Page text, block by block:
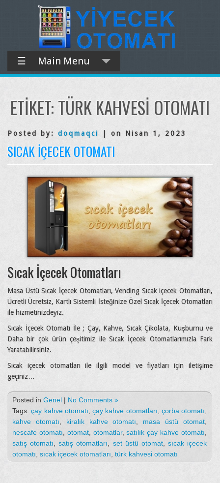
☰ Main Menu
ETIKET:TÜRK KAHVESI OTOMATI
Posted by: doqmaqci | on Nisan 1, 2023
SICAK İÇECEK OTOMATI
Sıcak İçecek Otomatları
Masa Üstü Sıcak İçecek Otomatları, Vending Sıcak içecek Otomatları,
Ücretli Ücretsiz, Kartlı Sistemli İsteğinize Özel Sıcak İçecek Otomatları
ile hizmetinizdeyiz.
Sıcak İçecek Otomatı İle ; Çay, Kahve, Sıcak Çikolata, Kuşburnu ve
Daha bir çok ürün çeşitimiz ile Sıcak İçecek Otomatlarımızla Fark
Yaratabilirsiniz.
Sıcak içecek otomatları ile ilgili model ve fiyatları için iletişime
geçiniz…
Posted in Genel | No Comments »
Tags:çay kahve otomatı çay kahve otomatları çorba otomatı
kahve otomatı
kiralık kahve otomatı masa üstü otomat
nescafe otomatı
otomat, otomatlar,satılık çay kahve otomatı
satış otomatı ,satış otomatları set üstü otomat, sıcak içecek
otomatı sıcak içecek otomatları türk kahvesi otomatı